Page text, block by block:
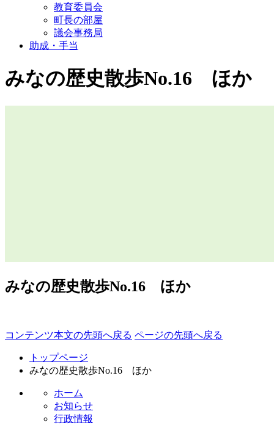
教育委員会
町長の部屋
議会事務局
助成・手当
みなの歴史散歩No.16 ほか
みなの歴史散歩No.16 ほか
コンテンツ本文の先頭へ戻る ページの先頭へ戻る
トップページ
みなの歴史散歩No.16 ほか
ホーム
お知らせ
行政情報